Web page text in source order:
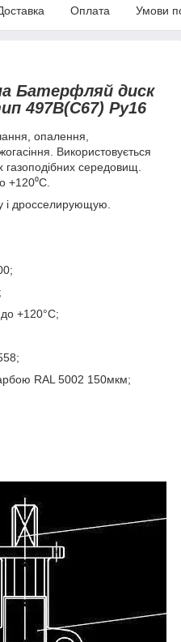
Оплата Умови
Батерфляй диск
497B(C67) Ру16
опалення,
Використовується
газоподібних середовищ.
+120⁰С.
і дросселирующую.
+120°С;
RAL 5002 150мкм;